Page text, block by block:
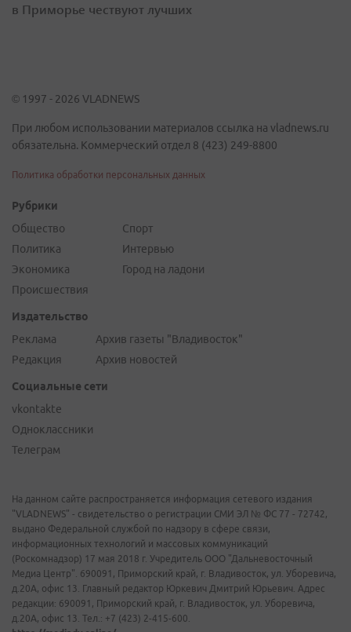
в Приморье чествуют лучших
© 1997 - 2026 VLADNEWS
При любом использовании материалов ссылка на vladnews.ru
обязательна. Коммерческий отдел 8 (423) 249-8800
Политика обработки персональных данных
Рубрики
Общество
Политика
Экономика
Происшествия
Спорт
Интервью
Город на ладони
Издательство
Реклама
Редакция
Архив газеты "Владивосток"
Архив новостей
Социальные сети
vkontakte
Одноклассники
Телеграм
На данном сайте распространяется информация сетевого издания
"VLADNEWS" - свидетельство о регистрации СМИ ЭЛ № ФС 77 - 72742,
выдано Федеральной службой по надзору в сфере связи,
информационных технологий и массовых коммуникаций
(Роскомнадзор) 17 мая 2018 г. Учредитель ООО "Дальневосточный
Медиа Центр". 690091, Приморский край, г. Владивосток, ул. Уборевича,
д.20А, офис 13. Главный редактор Юркевич Дмитрий Юрьевич. Адрес
редакции: 690091, Приморский край, г. Владивосток, ул. Уборевича,
д.20А, офис 13. Тел.: +7 (423) 2-415-600.